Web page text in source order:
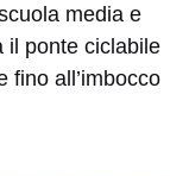
media e
il ponte ciclabile
fino all’imbocco